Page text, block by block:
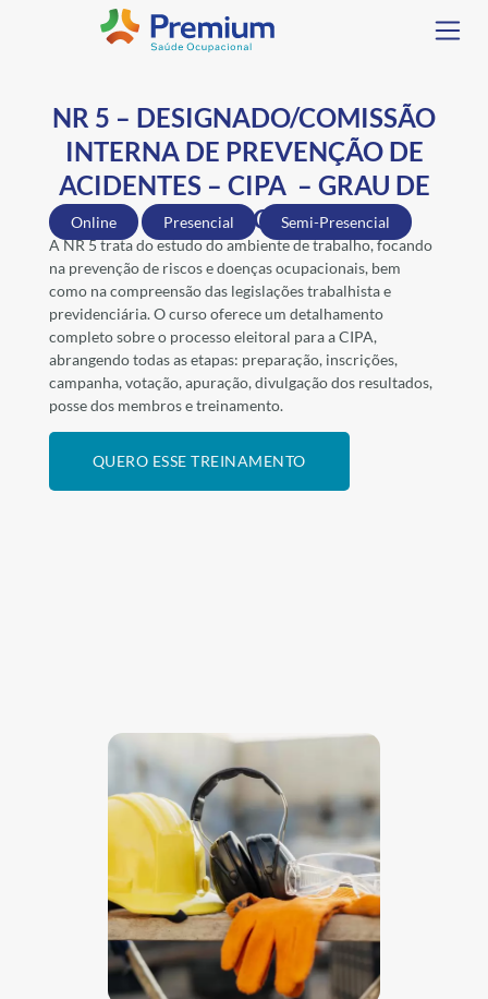
NR 5 – DESIGNADO/COMISSÃO
INTERNA DE PREVENÇÃO DE
ACIDENTES – CIPA – GRAU DE
RISCO 2
Online Presencial
Semi-Presencial
A NR 5 trata do estudo do ambiente de trabalho, focando
na prevenção de riscos e doenças ocupacionais, bem
como na compreensão das legislações trabalhista e
previdenciária. O curso oferece um detalhamento
completo sobre o processo eleitoral para a CIPA,
abrangendo todas as etapas: preparação, inscrições,
campanha, votação, apuração, divulgação dos resultados,
posse dos membros e treinamento.
QUERO ESSE TREINAMENTO